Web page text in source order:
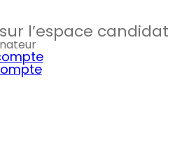
l’espace candidat